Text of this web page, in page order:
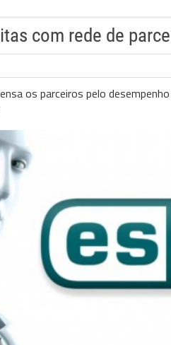
com rede de
os parceiros pelo